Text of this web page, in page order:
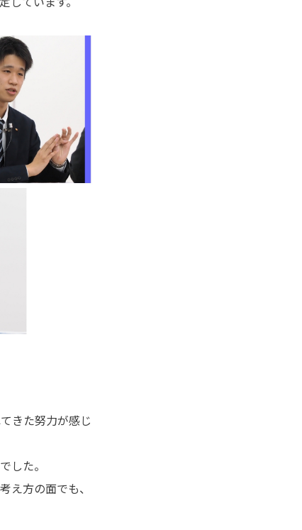
きた努力が感じ
した。
え方の面でも、